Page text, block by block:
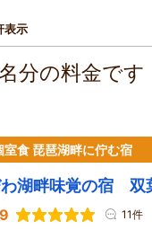
表示
分の料金で
食 琵琶湖畔に佇む宿
湖畔味覚の宿 双
11件